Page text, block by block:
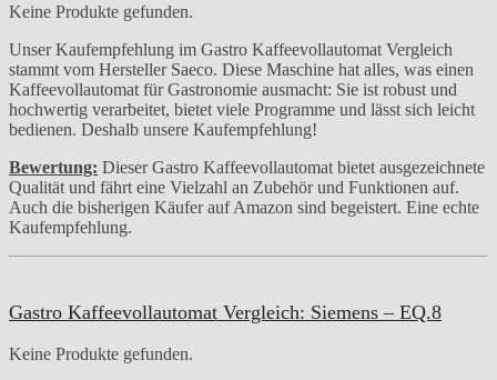
Keine Produkte gefunden.
Unser Kaufempfehlung im Gastro Kaffeevollautomat Vergleich
stammt vom Hersteller Saeco. Diese Maschine hat alles, was einen
Kaffeevollautomat für Gastronomie ausmacht: Sie ist robust und
hochwertig verarbeitet, bietet viele Programme und lässt sich leicht
bedienen. Deshalb unsere Kaufempfehlung!
Bewertung: Dieser Gastro Kaffeevollautomat bietet ausgezeichnete
Qualität und fährt eine Vielzahl an Zubehör und Funktionen auf.
Auch die bisherigen Käufer auf Amazon sind begeistert. Eine echte
Kaufempfehlung.
Gastro Kaffeevollautomat Vergleich: Siemens – EQ.8
Keine Produkte gefunden.